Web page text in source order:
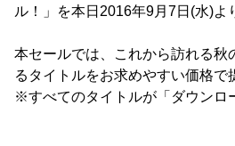
ル！」を本日2016年9月7日(水)よ
本セールでは、これから訪れる秋
るタイトルをお求めやすい価格で
※すべてのタイトルが「ダウンロ